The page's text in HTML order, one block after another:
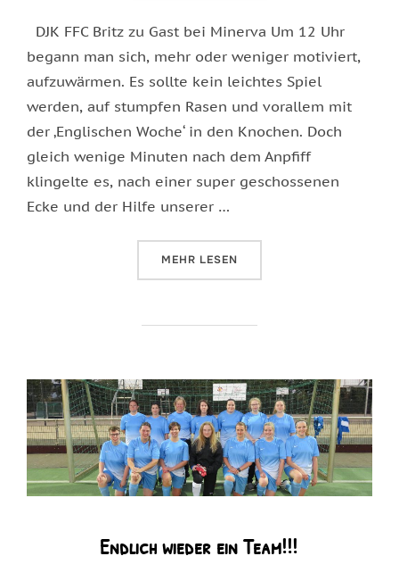
DJK FFC Britz zu Gast bei Minerva Um 12 Uhr
begann man sich, mehr oder weniger motiviert,
aufzuwärmen. Es sollte kein leichtes Spiel
werden, auf stumpfen Rasen und vorallem mit
der ‚Englischen Woche‘ in den Knochen. Doch
gleich wenige Minuten nach dem Anpfiff
klingelte es, nach einer super geschossenen
Ecke und der Hilfe unserer …
MEHR ÜBER „NOCH MAL GLÜCK
LESEN
Endlich wieder ein Team!!!